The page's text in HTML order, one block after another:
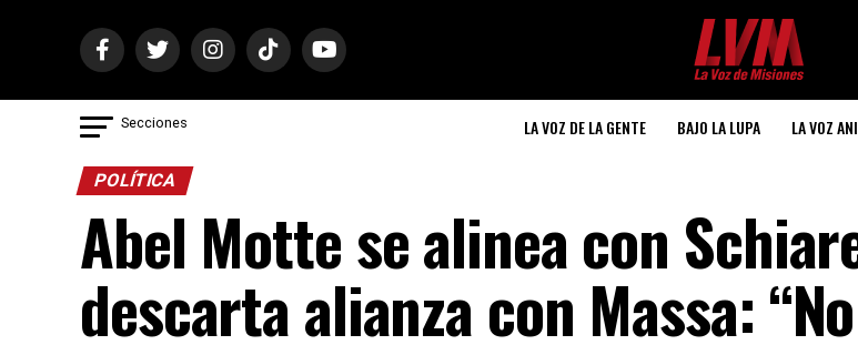
Secciones LA VOZ DE LA GENTE BAJO LA LUPA LA VOZ
POLÍTICA
Abel Motte se alinea con
descarta alianza con Massa: